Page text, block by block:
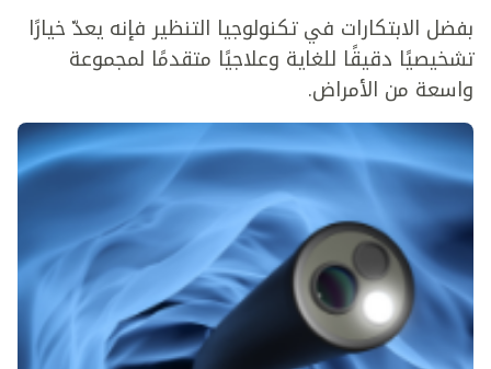
بفضل الابتكارات في تكنولوجيا التنظير فإنه يعدّ خيارًا
تشخيصيًا دقيقًا للغاية وعلاجيًا متقدمًا لمجموعة
واسعة من الأمراض.